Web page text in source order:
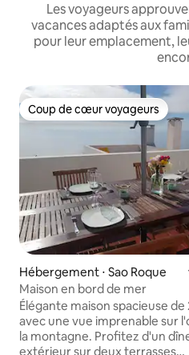
Les voyageurs
vacances adaptés aux
pour leur emplacement,
Coup de cœur voyageurs
Coup de cœur voyageurs
Hébergement ⋅ Sao Roque
Maison en bord de mer
Élégante maison spacieuse de
avec une vue imprenable sur
la montagne. Profitez d'un
extérieur sur deux terrasses